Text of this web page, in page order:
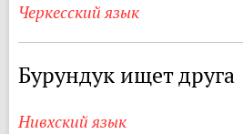
Черкесский язык
Бурундук ищет друга
Нивхский язык